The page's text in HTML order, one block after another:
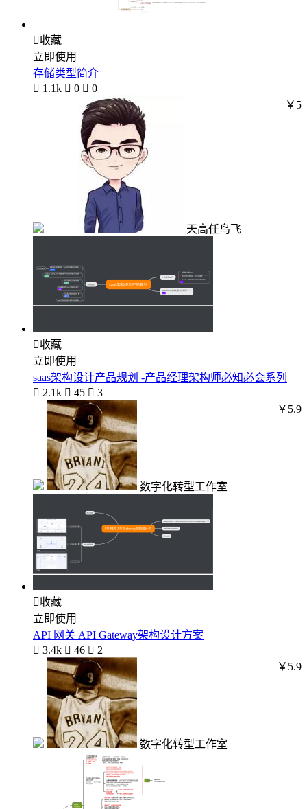
收藏
立即使用
存储类型简介
 1.1k  0  0
天高任鸟飞
￥5
收藏
立即使用
saas架构设计产品规划 -产品经理架构师必知必会系列
 2.1k  45  3
数字化转型工作室
￥5.9
收藏
立即使用
API 网关 API Gateway架构设计方案
 3.4k  46  2
数字化转型工作室
￥5.9